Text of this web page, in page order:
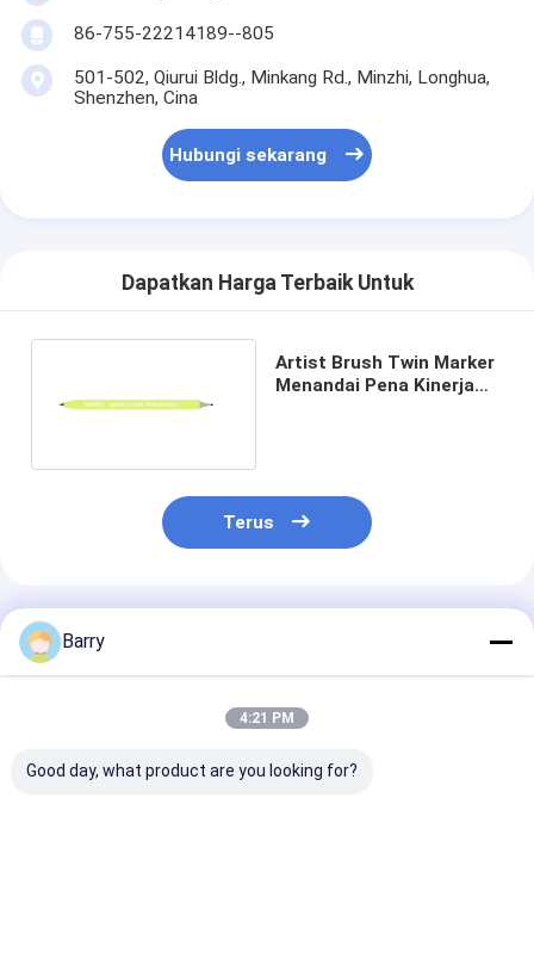
86-755-22214189--805
501-502, Qiurui Bldg., Minkang Rd., Minzhi, Longhua,
Shenzhen, Cina
Hubungi sekarang
Dapatkan Harga Terbaik Untuk
Artist Brush Twin Marker
Menandai Pena Kinerja
Terus
Rekomendasi Produk
Barry
4:21 PM
Good day, what product are you looking for?